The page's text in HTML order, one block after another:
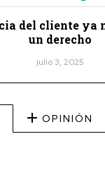
del cliente ya
un derecho
julio 3, 2025
OPINIÓN